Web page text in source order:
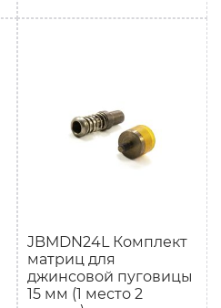
JBMDN24L Комплект
матриц для
джинсовой пуговицы
15 мм (1 место 2